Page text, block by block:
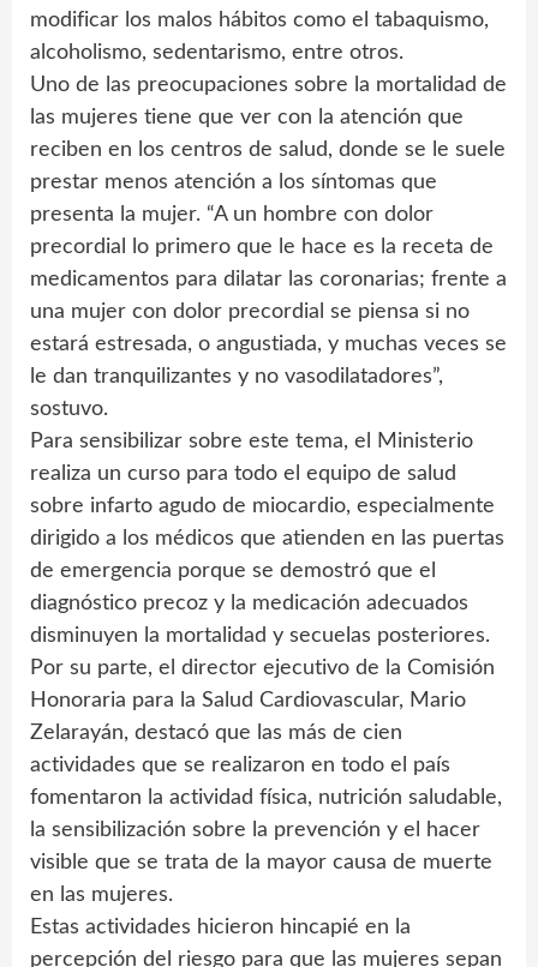
modificar los malos hábitos como el tabaquismo,
alcoholismo, sedentarismo, entre otros.
Uno de las preocupaciones sobre la mortalidad de
las mujeres tiene que ver con la atención que
reciben en los centros de salud, donde se le suele
prestar menos atención a los síntomas que
presenta la mujer. “A un hombre con dolor
precordial lo primero que le hace es la receta de
medicamentos para dilatar las coronarias; frente a
una mujer con dolor precordial se piensa si no
estará estresada, o angustiada, y muchas veces se
le dan tranquilizantes y no vasodilatadores”,
sostuvo.
Para sensibilizar sobre este tema, el Ministerio
realiza un curso para todo el equipo de salud
sobre infarto agudo de miocardio, especialmente
dirigido a los médicos que atienden en las puertas
de emergencia porque se demostró que el
diagnóstico precoz y la medicación adecuados
disminuyen la mortalidad y secuelas posteriores.
Por su parte, el director ejecutivo de la Comisión
Honoraria para la Salud Cardiovascular, Mario
Zelarayán, destacó que las más de cien
actividades que se realizaron en todo el país
fomentaron la actividad física, nutrición saludable,
la sensibilización sobre la prevención y el hacer
visible que se trata de la mayor causa de muerte
en las mujeres.
Estas actividades hicieron hincapié en la
percepción del riesgo para que las mujeres sepan